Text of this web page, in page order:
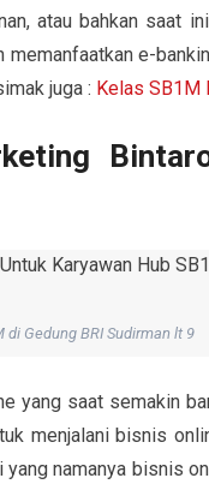
atau bahkan saat
memanfaatkan e-
juga : Kelas SB1M
Gedung BRI Sudirman lt 9
yang saat semakin
menjalani bisnis
namanya bisnis